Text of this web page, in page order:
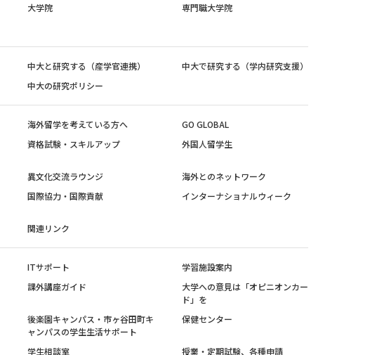
大学院
専門職大学院
中大と研究する（産学官連携）
中大で研究する（学内研究支援）
中大の研究ポリシー
海外留学を考えている方へ
GO GLOBAL
資格試験・スキルアップ 外国人留学生
異文化交流ラウンジ
海外とのネットワーク
国際協力・国際貢献 インターナショナルウィーク
関連リンク
ITサポート
学習施設案内
課外講座ガイド
大学への意見は「オピニオンカー
ド」を
後楽園キャンパス・市ヶ谷田町キ
ャンパスの学生生活サポート
保健センター
学生相談室 授業・定期試験、各種申請